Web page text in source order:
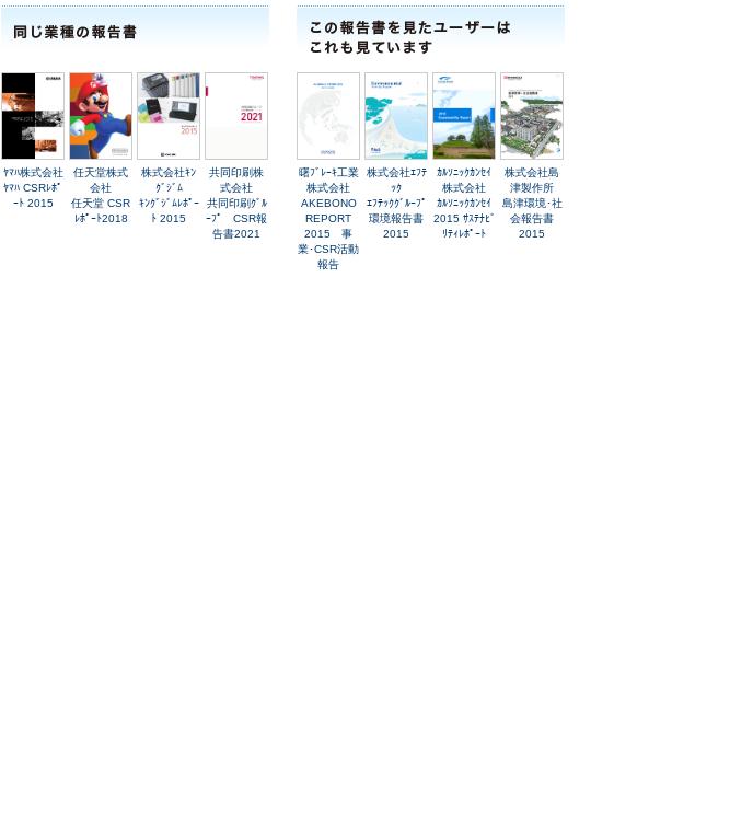
ﾔﾏﾊ株式会社
ﾔﾏﾊ CSRﾚﾎﾟ
ｰﾄ 2015
任天堂株式
会社
任天堂 CSR
ﾚﾎﾟｰﾄ2018
株式会社ｷﾝ
ｸﾞｼﾞﾑ
ｷﾝｸﾞｼﾞﾑﾚﾎﾟｰ
ﾄ 2015
共同印刷株
式会社
共同印刷ｸﾞﾙ
ｰﾌﾟ CSR報
告書2021
曙ﾌﾞﾚｰｷ工業
株式会社
AKEBONO
REPORT
2015 事
業･CSR活動
報告
株式会社ｴﾌﾃ
ｯｸ
ｴﾌﾃｯｸｸﾞﾙｰﾌﾟ
環境報告書
2015
ｶﾙｿﾆｯｸｶﾝｾｲ
株式会社
ｶﾙｿﾆｯｸｶﾝｾｲ
2015 ｻｽﾃﾅﾋﾞ
ﾘﾃｨﾚﾎﾟｰﾄ
株式会社島
津製作所
島津環境･社
会報告書
2015